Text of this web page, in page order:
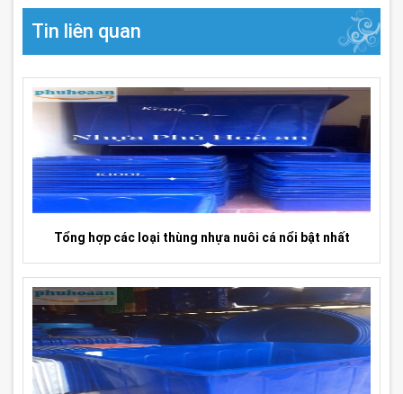
Tin liên quan
Tổng hợp các loại thùng nhựa nuôi cá nổi bật nhất